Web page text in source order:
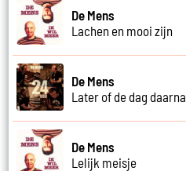
De Mens
Lachen en mooi zijn
De Mens
Later of de dag daarna
De Mens
Lelijk meisje